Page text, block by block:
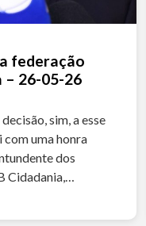
federação
– 26-05-26
sim, a esse
uma honra
dos
Cidadania,…